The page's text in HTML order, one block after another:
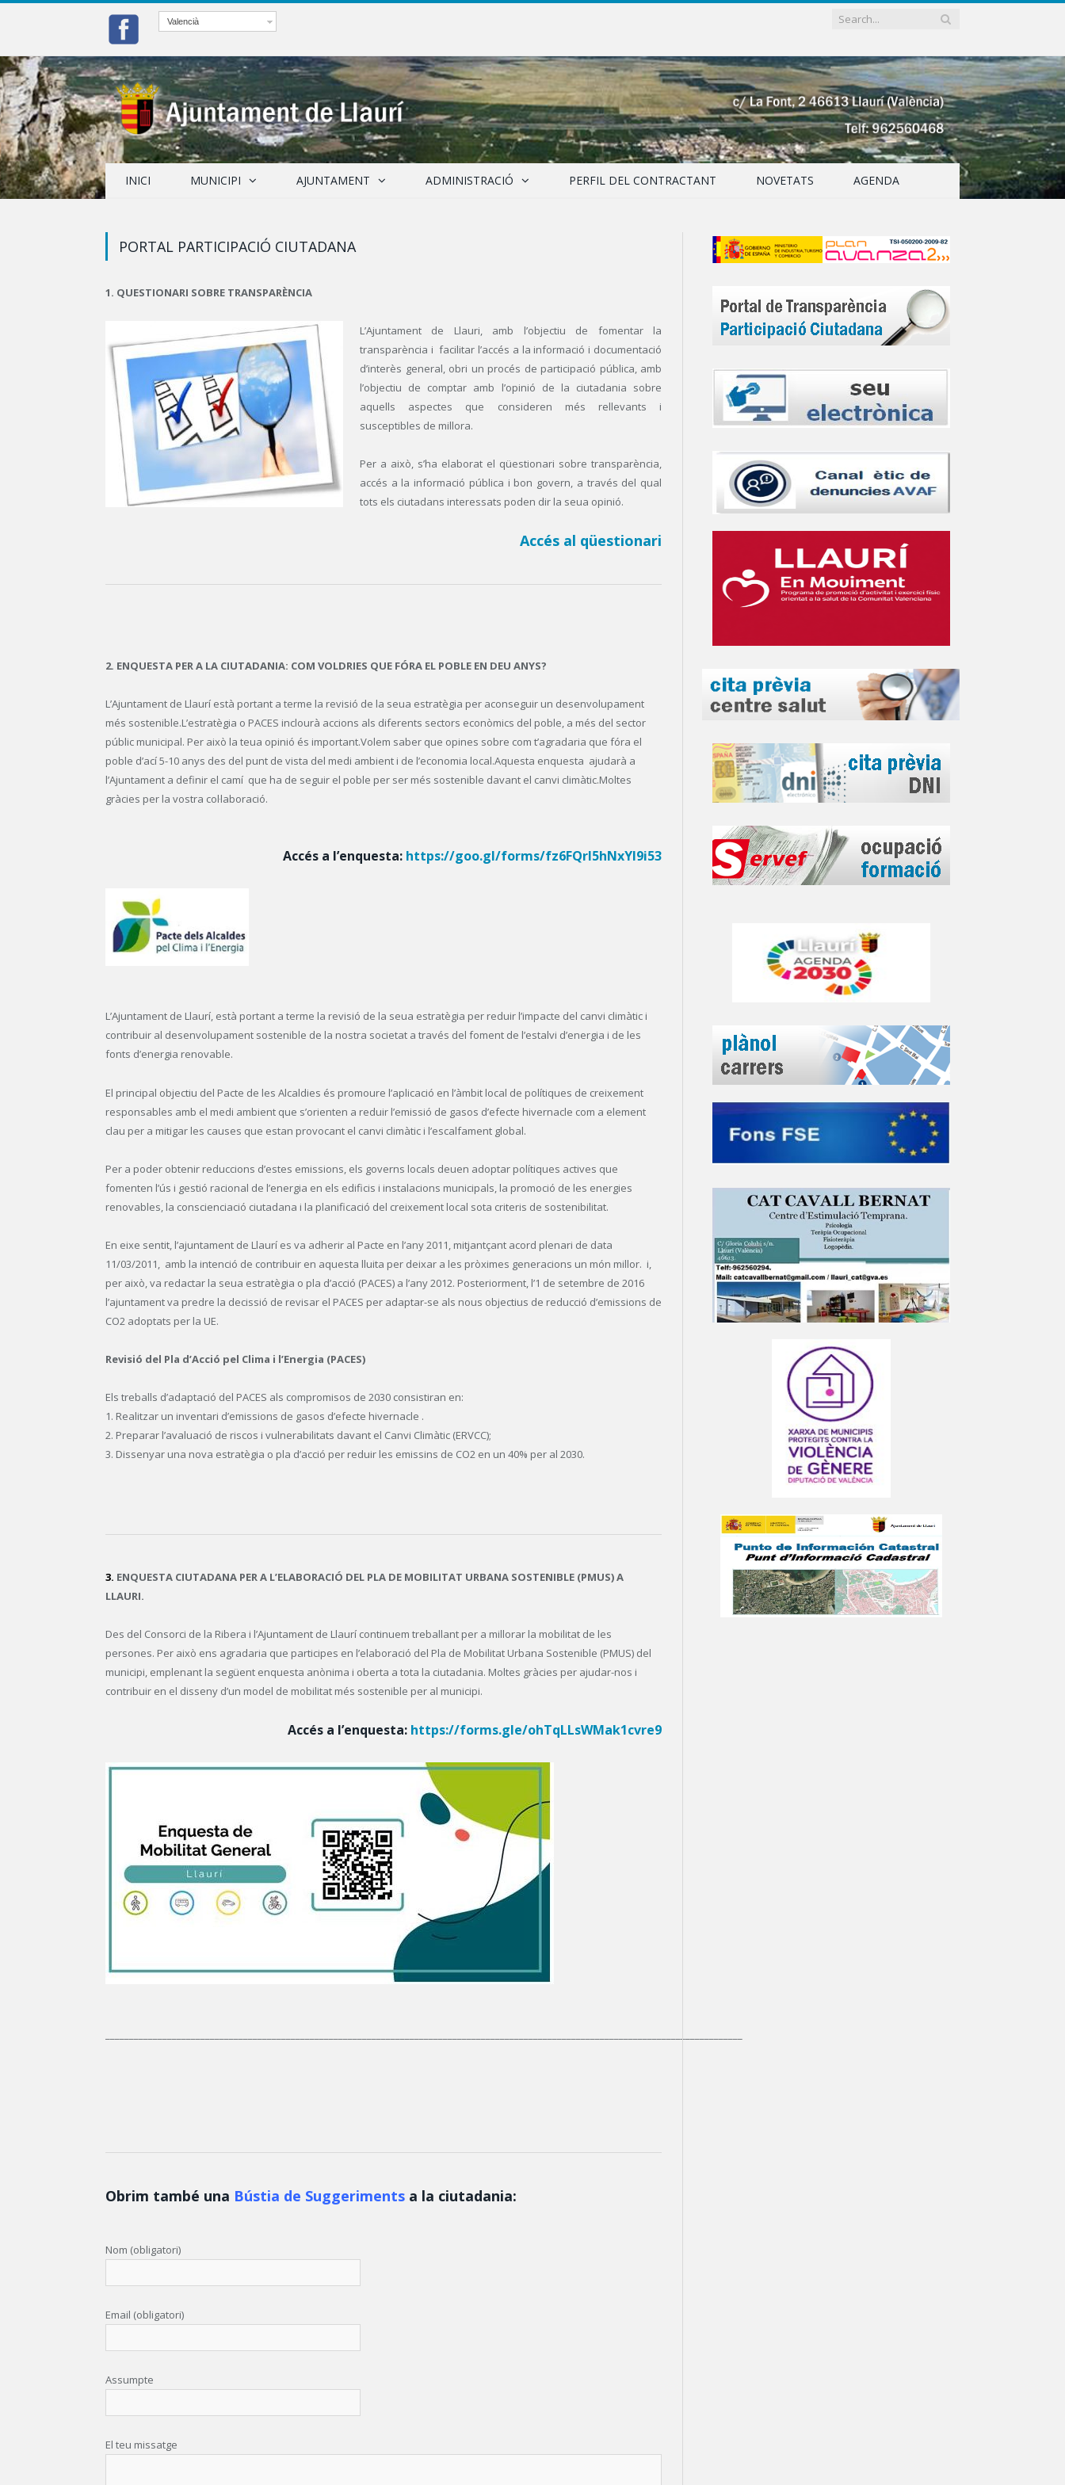
Valencià
INICI MUNICIPI AJUNTAMENT ADMINISTRACIÓ PERFIL DEL CONTRACTANT NOVETATS AGENDA
PORTAL PARTICIPACIÓ CIUTADANA
1. QUESTIONARI SOBRE TRANSPARÈNCIA
L’Ajuntament de Llauri, amb l’objectiu de fomentar la
transparència i facilitar l’accés a la informació i documentació
d’interès general, obri un procés de participació pública, amb
l’objectiu de comptar amb l’opinió de la ciutadania sobre
aquells aspectes que consideren més rellevants i
susceptibles de millora.
Per a això, s’ha elaborat el qüestionari sobre transparència,
accés a la informació pública i bon govern, a través del qual
tots els ciutadans interessats poden dir la seua opinió.
Accés al qüestionari
2. ENQUESTA PER A LA CIUTADANIA: COM VOLDRIES QUE FÓRA EL POBLE EN DEU ANYS?
L’Ajuntament de Llaurí està portant a terme la revisió de la seua estratègia per aconseguir un desenvolupament
més sostenible.L’estratègia o PACES inclourà accions als diferents sectors econòmics del poble, a més del sector
públic municipal. Per això la teua opinió és important.Volem saber que opines sobre com t’agradaria que fóra el
poble d’ací 5-10 anys des del punt de vista del medi ambient i de l’economia local.Aquesta enquesta ajudarà a
l’Ajuntament a definir el camí que ha de seguir el poble per ser més sostenible davant el canvi climàtic.Moltes
gràcies per la vostra col·laboració.
Accés a l’enquesta: https://goo.gl/forms/fz6FQrl5hNxYI9i53
L’Ajuntament de Llaurí, està portant a terme la revisió de la seua estratègia per reduir l’impacte del canvi climàtic i
contribuir al desenvolupament sostenible de la nostra societat a través del foment de l’estalvi d’energia i de les
fonts d’energia renovable.
El principal objectiu del Pacte de les Alcaldies és promoure l’aplicació en l’àmbit local de polítiques de creixement
responsables amb el medi ambient que s’orienten a reduir l’emissió de gasos d’efecte hivernacle com a element
clau per a mitigar les causes que estan provocant el canvi climàtic i l’escalfament global.
Per a poder obtenir reduccions d’estes emissions, els governs locals deuen adoptar polítiques actives que
fomenten l’ús i gestió racional de l’energia en els edificis i instalacions municipals, la promoció de les energies
renovables, la conscienciació ciutadana i la planificació del creixement local sota criteris de sostenibilitat.
En eixe sentit, l’ajuntament de Llaurí es va adherir al Pacte en l’any 2011, mitjantçant acord plenari de data
11/03/2011, amb la intenció de contribuir en aquesta lluita per deixar a les pròximes generacions un món millor. i,
per això, va redactar la seua estratègia o pla d’acció (PACES) a l’any 2012. Posteriorment, l’1 de setembre de 2016
l’ajuntament va predre la decissió de revisar el PACES per adaptar-se als nous objectius de reducció d’emissions de
CO2 adoptats per la UE.
Revisió del Pla d’Acció pel Clima i l’Energia (PACES)
Els treballs d’adaptació del PACES als compromisos de 2030 consistiran en:
1. Realitzar un inventari d’emissions de gasos d’efecte hivernacle .
2. Preparar l’avaluació de riscos i vulnerabilitats davant el Canvi Climàtic (ERVCC);
3. Dissenyar una nova estratègia o pla d’acció per reduir les emissins de CO2 en un 40% per al 2030.
3. ENQUESTA CIUTADANA PER A L’ELABORACIÓ DEL PLA DE MOBILITAT URBANA SOSTENIBLE (PMUS) A
LLAURI.
Des del Consorci de la Ribera i l’Ajuntament de Llaurí continuem treballant per a millorar la mobilitat de les
persones. Per això ens agradaria que participes en l’elaboració del Pla de Mobilitat Urbana Sostenible (PMUS) del
municipi, emplenant la següent enquesta anònima i oberta a tota la ciutadania. Moltes gràcies per ajudar-nos i
contribuir en el disseny d’un model de mobilitat més sostenible per al municipi.
Accés a l’enquesta: https://forms.gle/ohTqLLsWMak1cvre9
Obrim també una Bústia de Suggeriments a la ciutadania:
Nom (obligatori)
Email (obligatori)
Assumpte
El teu missatge